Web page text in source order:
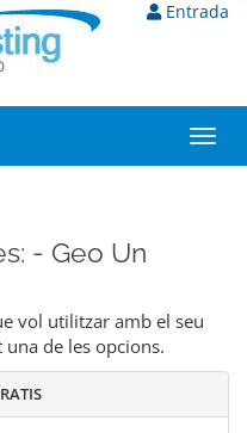
Entrada
- Geo Un
vol utilitzar amb el seu
de les opcions.